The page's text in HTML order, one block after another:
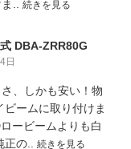
.. 続きを見る
DBA-ZRR80G
日
、しかも安い！物
ームに取り付けま
ービームよりも白
正の.. 続きを見る